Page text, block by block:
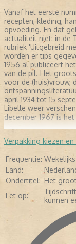
Vanaf het eerste
recepten, kleding,
opvoeding. En dat
actualiteit niet: in de
rubriek 'Uitgebreid
worden er tips
1956 al publiceert
van de pil. Het
voor de (huis)vrouw,
april 1934 tot 15
Libelle weer
december 1967 is
Verpakking kiezen
Frequentie: Wekelijks
Land:
Ondertitel: Het
Let op:
kunnen